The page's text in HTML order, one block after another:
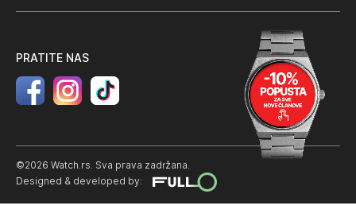
PRATITE NAS
©2026 Watch.rs. Sva prava zadržana.
Designed & developed by: